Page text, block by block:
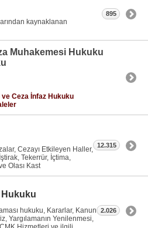
kaynaklanan
895
Muhakemesi Hukuku
Ceza İnfaz Hukuku
Cezayı Etkileyen Haller,
Tekerrür, İçtima,
Olası Kast
12.315
Hukuku
hukuku, Kararlar, Kanun
Yargılamanın Yenilenmesi,
2.026